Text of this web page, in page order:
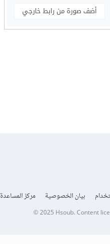
أضف صورة من رابط خارجي
بيان الخصوصية مركز المساعدة
© 2025 Hsoub.Content